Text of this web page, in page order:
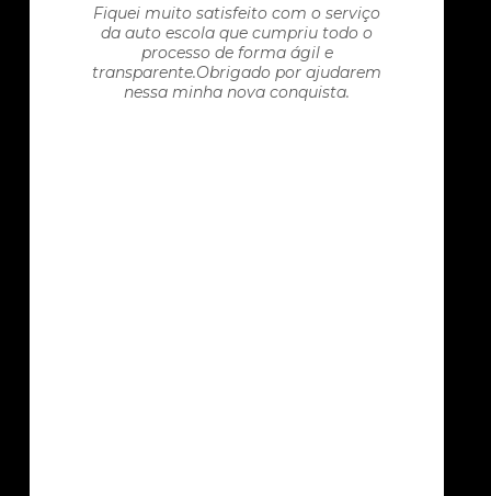
Fiquei muito satisfeito com o serviço
da auto escola que cumpriu todo o
processo de forma ágil e
transparente.Obrigado por ajudarem
nessa minha nova conquista.